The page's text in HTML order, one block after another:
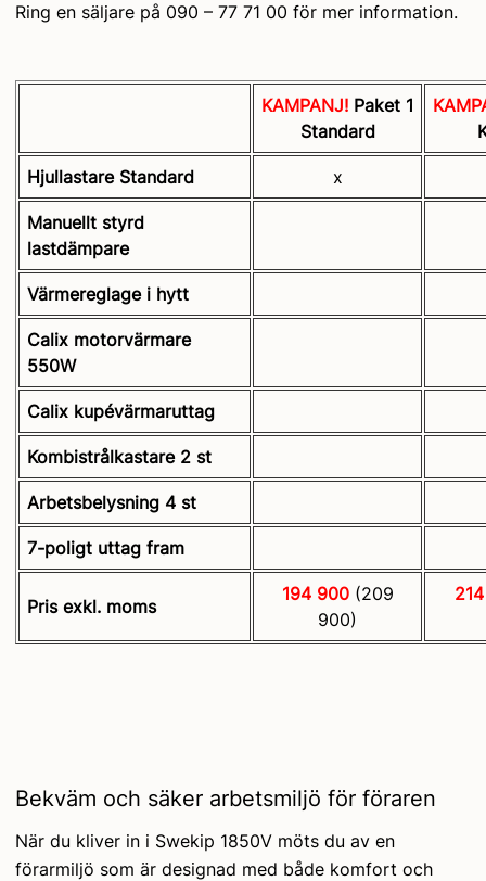
Ring en säljare på 090 – 77 71 00 för mer information.
KAMPANJ! Paket 1
Standard
Hjullastare Standard x
Manuellt styrd
lastdämpare
Värmereglage i hytt
Calix motorvärmare
550W
Calix kupévärmaruttag
Kombistrålkastare 2 st
Arbetsbelysning 4 st
7-poligt uttag fram
Pris exkl. moms
194 900(209
900)
Bekväm och säker arbetsmiljö för föraren
När du kliver in i Swekip 1850V möts du av en
förarmiljö som är designad med både komfort och